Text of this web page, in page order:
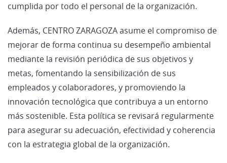
cumplida por todo el personal de la organización.
Además, CENTRO ZARAGOZA asume el compromiso de
mejorar de forma continua su desempeño ambiental
mediante la revisión periódica de sus objetivos y
metas, fomentando la sensibilización de sus
empleados y colaboradores, y promoviendo la
innovación tecnológica que contribuya a un entorno
más sostenible. Esta política se revisará regularmente
para asegurar su adecuación, efectividad y coherencia
con la estrategia global de la organización.